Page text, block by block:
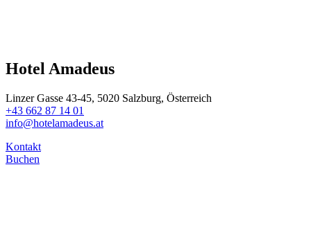
Hotel Amadeus
Linzer Gasse 43-45, 5020 Salzburg, Österreich
+43 662 87 14 01
info@hotelamadeus.at
Kontakt
Buchen